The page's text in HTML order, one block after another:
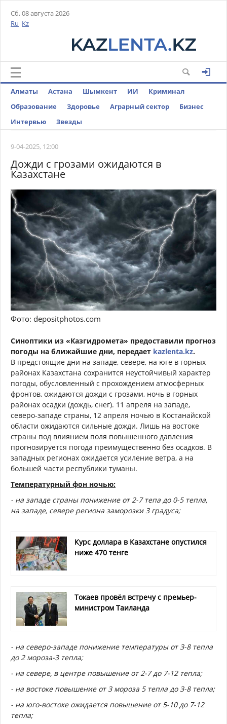
Сб, 08 августа 2026
Ru Kz
Алматы Астана Шымкент ИИ
Криминал
Образование
Здоровье Аграрный сектор
Бизнес
Интервью
Звезды
9-04-2025, 12:00
Дожди с грозами ожидаются в
Казахстане
Фото: depositphotos.com
Синоптики из «Казгидромета» предоставили прогноз
погоды на ближайшие дни, передает kazlenta.kz.
В предстоящие дни на западе, севере, на юге в горных
районах Казахстана сохранится неустойчивый характер
погоды, обусловленный с прохождением атмосферных
фронтов, ожидаются дожди с грозами, ночь в горных
районах осадки (дождь, снег). 11 апреля на западе,
северо-западе страны, 12 апреля ночью в Костанайской
области ожидаются сильные дожди. Лишь на востоке
страны под влиянием поля повышенного давления
прогнозируется погода преимущественно без осадков. В
западных регионах ожидается усиление ветра, а на
большей части республики туманы.
Температурный фон ночью:
- на западе страны понижение от 2-7 тепа до 0-5 тепла,
на западе, севере региона заморозки 3 градуса;
Курс доллара в Казахстане опустился
ниже 470 тенге
Токаев провёл встречу с премьер-
министром Таиланда
- на северо-западе понижение температуры от 3-8 тепла
до 2 мороза-3 тепла;
- на севере, в центре повышение от 2-7 до 7-12 тепла;
- на востоке повышение от 3 мороза 5 тепла до 3-8 тепла;
- на юго-востоке ожидается повышение от 5-10 до 7-12
тепла;